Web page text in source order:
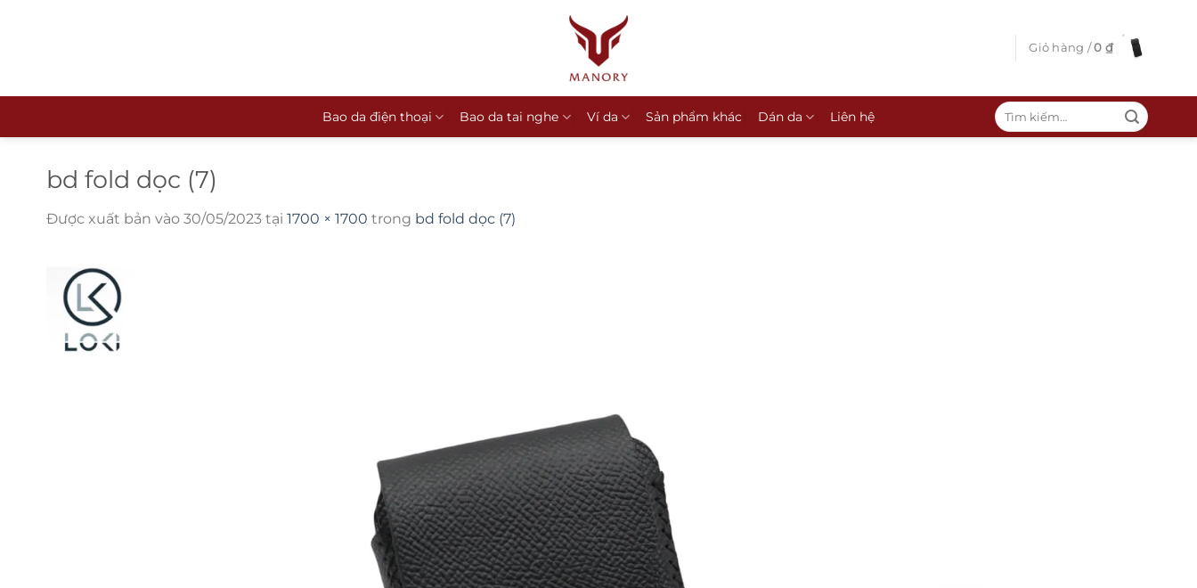
Giỏ hàng /0 ₫
Bao da điện thoại Bao da tai nghe Ví da Sản phẩm khác Dán da Liên hệ
Tìm
kiếm:
bd fold dọc (7)
Được xuất bản vào 30/05/2023 tại 1700 × 1700 trong bd fold dọc (7)